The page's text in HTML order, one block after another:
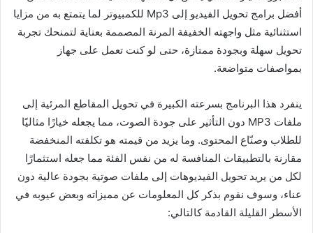
أفضل برامج تحويل الفيديو إلى Mp3 للكمبيوتر لما يتمتع به من مزايا
استثنائية مثل واجهته الخفيفة المرنة المصممة بعناية لتمنحك تجربة
تحويل سهلة وبجودة ممتازة، حتى لو كنت تعمل على جهاز
بمواصفات متواضعة.
ينفرد هذا البرنامج بسرعته الكبيرة في تحويل المقاطع المرئية إلى
ملفات MP3 دون التأثير على جودة الصوت، مما يجعله خيارًا مثاليًا
للطلاب وصنّاع المحتوى. وما يزيد من قيمته هو تكلفته المنخفضة
مقارنة بالتطبيقات المنافسة له من نفس الفئة مما جعله استثمارًا
لكل من يريد تحويل الفيديوهات إلى ملفات صوتية بجودة عالية دون
عناء، وسوف نقوم بذكر كل المعلومات عن مميزاته وبعض عيوبه في
الأسطر القليلة القادمة كالتالي: